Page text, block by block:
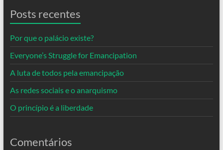
Posts recentes
Por que o palácio existe?
Everyone’s Struggle for Emancipation
A luta de todos pela emancipação
As redes sociais e o anarquismo
O princípio é a liberdade
Comentários